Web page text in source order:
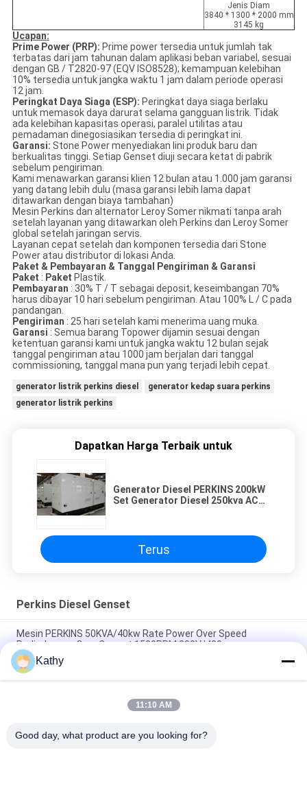
Jenis Diam
3840 * 1300 * 2000 mm
3145 kg
Ucapan:
Prime Power (PRP): Prime power tersedia untuk jumlah tak
terbatas dari jam tahunan dalam aplikasi beban variabel, sesuai
dengan GB / T2820-97 (EQV ISO8528); kemampuan kelebihan
10% tersedia untuk jangka waktu 1 jam dalam periode operasi
12 jam.
Peringkat Daya Siaga (ESP): Peringkat daya siaga berlaku
untuk memasok daya darurat selama gangguan listrik. Tidak
ada kelebihan kapasitas operasi, paralel utilitas atau
pemadaman dinegosiasikan tersedia di peringkat ini.
Garansi: Stone Power menyediakan lini produk baru dan
berkualitas tinggi. Setiap Genset diuji secara ketat di pabrik
sebelum pengiriman.
Kami menawarkan garansi klien 12 bulan atau 1.000 jam garansi
yang datang lebih dulu (masa garansi lebih lama dapat
ditawarkan dengan biaya tambahan)
Mesin Perkins dan alternator Leroy Somer nikmati tanpa arah
setelah layanan yang ditawarkan oleh Perkins dan Leroy Somer
global setelah jaringan servis.
Layanan cepat setelah dan komponen tersedia dari Stone
Power atau distributor di lokasi Anda.
Paket & Pembayaran & Tanggal Pengiriman & Garansi
Paket : Paket Plastik.
Pembayaran : 30% T / T sebagai deposit, keseimbangan 70%
harus dibayar 10 hari sebelum pengiriman. Atau 100% L / C pada
pandangan.
Pengiriman : 25 hari setelah kami menerima uang muka.
Garansi : Semua barang Topower dijamin sesuai dengan
ketentuan garansi kami untuk jangka waktu 12 bulan sejak
tanggal pengiriman atau 1000 jam berjalan dari tanggal
commissioning, tanggal mana pun yang terjadi lebih cepat.
generator listrik perkins diesel
generator kedap suara perkins
generator listrik perkins
Dapatkan Harga Terbaik untuk
Generator Diesel PERKINS 200kW
Set Generator Diesel 250kva AC
Terus
Perkins Diesel Genset
Mesin PERKINS 50KVA/40kw Rate Power Over Speed
Perlindungan Over Current 1500PRM 230V/400
Generator PERKINS 13KVA / 10KW Rate Power Leroy Somer
Suhu Lingkungan -25°C hingga 50°C.
Generator PERKINS 10KVA / 8KW Rate Power Leroy Somer
Kathy
11:10 AM
Good day, what product are you looking for?